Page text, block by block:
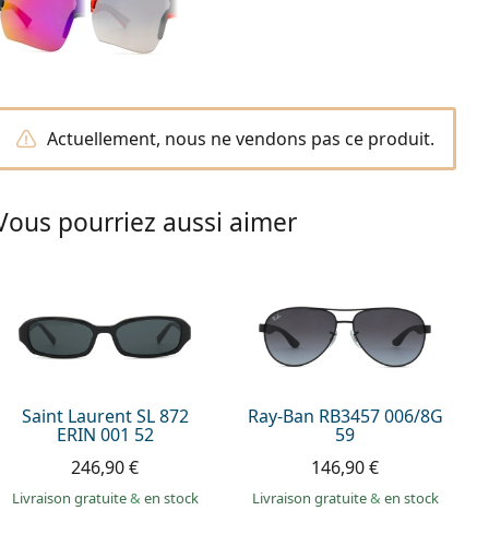
Actuellement, nous ne vendons pas ce produit.
pourriez aussi aimer
Saint Laurent SL 872
ERIN 001 52
246,90 €
Livraison gratuite& en stock
Ray-Ban RB3457 006/8G
59
146,90 €
Livraison gratuite& en stock